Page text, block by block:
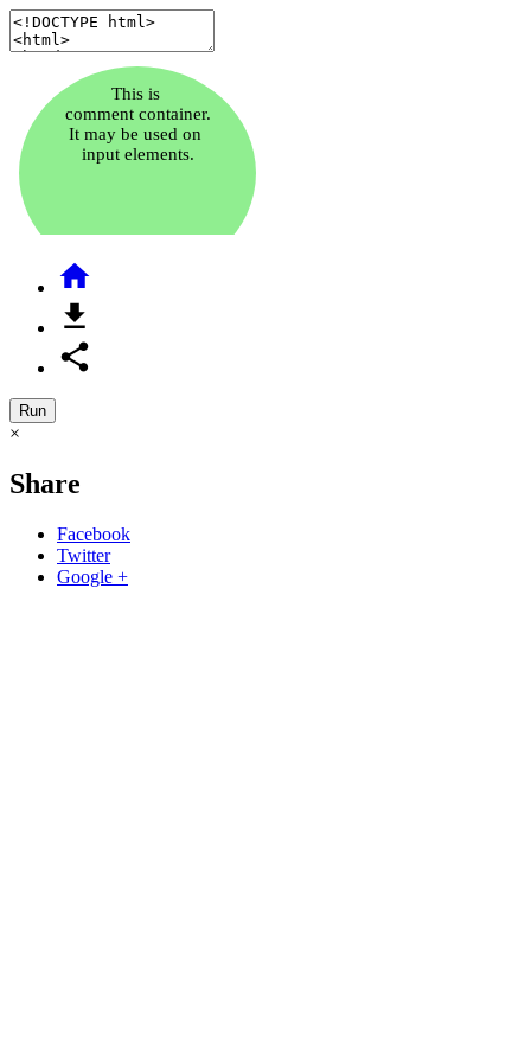



Run
×
Share
Facebook
Twitter
Google +